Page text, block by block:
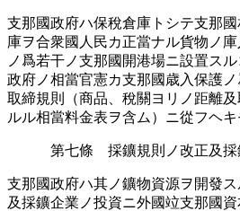
支那國政府ハ保稅倉庫トシテ支那
庫ヲ合衆國人民カ正當ナル貨物ノ
ノ爲若干ノ支那國開港場ニ設置ス
政府ノ相當官憲カ支那國歳入保護
取締規則（商品、稅關ヨリノ距離
ルル相當料金表ヲ含ム）ニ從フヘキ
第七條 採󠄁鑛規則ノ改正及採󠄁
支那國政府ハ其ノ鑛物資源ヲ開發
及採󠄁鑛企業ノ投資ニ外國竝支那國